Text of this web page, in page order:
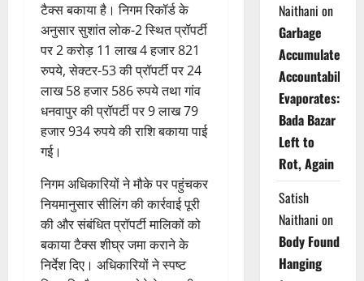
टैक्स बकाया है। निगम रिकॉर्ड के
अनुसार सुशांत लोक-2 स्थित प्रॉपर्टी
पर 2 करोड़ 11 लाख 4 हजार 821
रुपये, सेक्टर-53 की प्रॉपर्टी पर 24
लाख 58 हजार 586 रुपये तथा गांव
धनवापुर की प्रॉपर्टी पर 9 लाख 79
हजार 934 रुपये की राशि बकाया पाई
गई।
निगम अधिकारियों ने मौके पर पहुंचकर
नियमानुसार सीलिंग की कार्रवाई पूरी
की और संबंधित प्रॉपर्टी मालिकों को
बकाया टैक्स शीघ्र जमा कराने के
निर्देश दिए। अधिकारियों ने स्पष्ट
Naithani on
Garbage
Accumulates,
Accountability
Evaporates:
Bada Bazar
Left to
Rot, Again
Satish
Naithani on
Body Found
Hanging